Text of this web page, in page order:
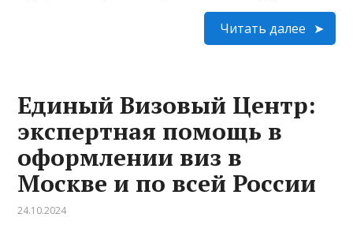
Читать далее
Единый Визовый Центр:
экспертная помощь в
оформлении виз в
Москве и по всей России
24.10.2024